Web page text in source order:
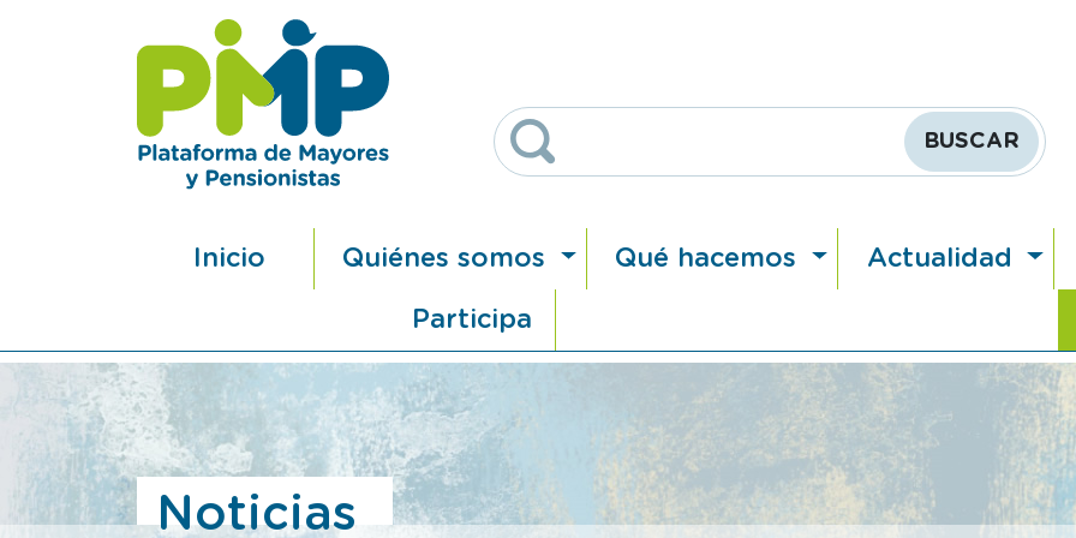
Navegación principal
Inicio Quiénes somos Qué hacemos Actualidad
Participa
Noticias